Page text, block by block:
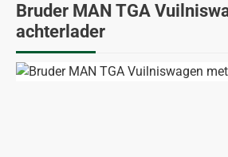
Bruder MAN TGA
achterlader